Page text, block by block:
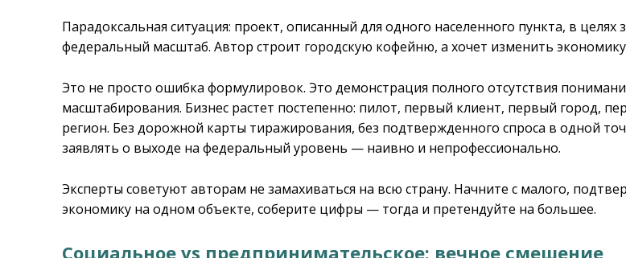
Парадоксальная ситуация: проект, описанный для одного населенного пункта, в целях
федеральный масштаб. Автор строит городскую кофейню, а хочет изменить
Это не просто ошибка формулировок. Это демонстрация полного отсутствия
масштабирования. Бизнес растет постепенно: пилот, первый клиент, первый город,
регион. Без дорожной карты тиражирования, без подтвержденного спроса в одной
заявлять о выходе на федеральный уровень — наивно и непрофессионально.
Эксперты советуют авторам не замахиваться на всю страну. Начните с малого,
экономику на одном объекте, соберите цифры — тогда и претендуйте на большее.
Социальное vs предпринимательское: вечное смешение